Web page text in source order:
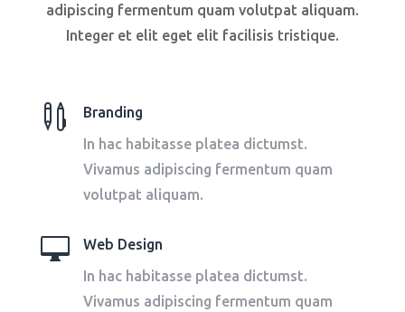
adipiscing fermentum quam volutpat aliquam.
Integer et elit eget elit facilisis tristique.

Branding
In hac habitasse platea dictumst.
Vivamus adipiscing fermentum quam
volutpat aliquam.

Web Design
In hac habitasse platea dictumst.
Vivamus adipiscing fermentum quam